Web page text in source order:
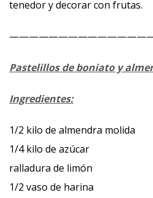
tenedor y decorar con frutas.
Pastelillos de boniato y
Ingredientes:
1/2 kilo de almendra molida
1/4 kilo de azúcar
ralladura de limón
1/2 vaso de harina